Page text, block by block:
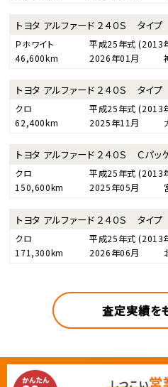
トヨタ アルファード ２４０Ｓ タイ
Ｐホワイト 平成25年式(2013
46,600km
2026年01月
トヨタ アルファード ２４０Ｓ タイ
クロ 平成25年式(2013
62,400km
2025年11月
トヨタ アルファード ２４０Ｓ Ｃパッ
クロ 平成25年式(2013
150,600km
2025年05月
トヨタ アルファード ２４０Ｓ タイ
クロ 平成25年式(2013
171,300km
2026年06月
査定実績を